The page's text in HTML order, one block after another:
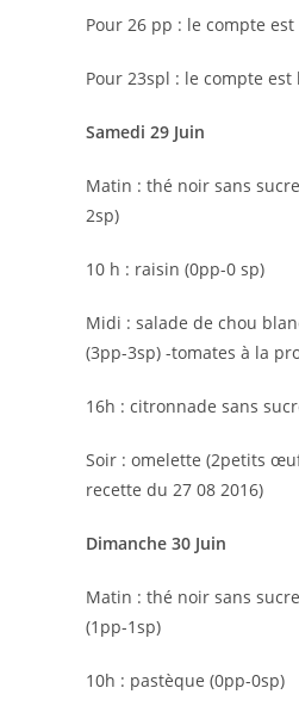
Pour 26 pp : le compte est
Pour 23spl : le compte est
Samedi 29 Juin
Matin : thé noir sans
2sp)
10 h : raisin (0pp-0 sp)
Midi : salade de chou
(3pp-3sp) -tomates à la
16h : citronnade sans
Soir : omelette (2petits
recette du 27 08 2016)
Dimanche 30 Juin
Matin : thé noir sans
(1pp-1sp)
10h : pastèque (0pp-0sp)